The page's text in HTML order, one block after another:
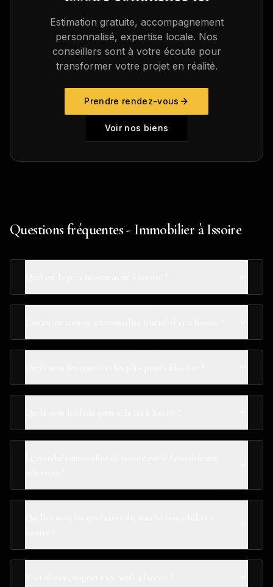
Estimation gratuite, accompagnement
personnalisé, expertise locale. Nos
conseillers sont à votre écoute pour
transformer votre projet en réalité.
Prendre rendez-vous
Voir nos biens
Questions fréquentes - Immobilier à Issoire